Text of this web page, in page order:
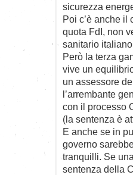
sicurezza
Poi c’è anche
quota FdI, non
sanitario
Però la terza
vive un
un assessore
l’arrembante
con il processo
(la sentenza è
E anche se in
governo
tranquilli. Se
sentenza della